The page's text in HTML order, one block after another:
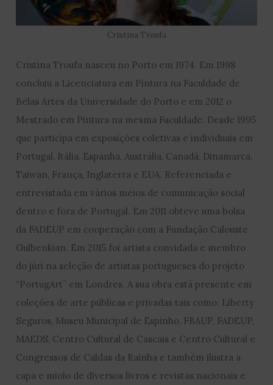
Cristina Troufa
Cristina Troufa nasceu no Porto em 1974. Em 1998
concluiu a Licenciatura em Pintura na Faculdade de
Belas Artes da Universidade do Porto e em 2012 o
Mestrado em Pintura na mesma Faculdade. Desde 1995
que participa em exposições coletivas e individuais em
Portugal, Itália, Espanha, Austrália, Canadá, Dinamarca,
Taiwan, França, Inglaterra e EUA. Referenciada e
entrevistada em vários meios de comunicação social
dentro e fora de Portugal. Em 2011 obteve uma bolsa
da FADEUP em cooperação com a Fundação Calouste
Gulbenkian. Em 2015 foi artista convidada e membro
do júri na seleção de artistas portugueses do projeto
“PortugArt” em Londres. A sua obra está presente em
coleções de arte públicas e privadas tais como: Liberty
Seguros, Museu Municipal de Espinho, FBAUP, FADEUP,
MAEDS, Centro Cultural de Cascais e Centro Cultural e
Congressos de Caldas da Rainha e também ilustra a
capa e miolo de diversos livros e revistas nacionais e